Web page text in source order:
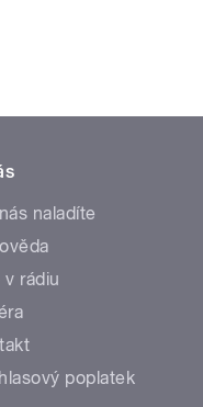
naladíte
v rádiu
poplatek